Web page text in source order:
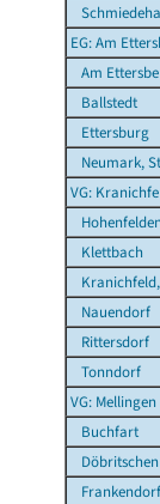
EG: Am
Am
Ballstedt
Ettersburg
Neumark,
VG:
Klettbach
Nauendorf
Rittersdorf
Tonndorf
VG: Mellingen
Buchfart
Döbritschen
Frankendorf